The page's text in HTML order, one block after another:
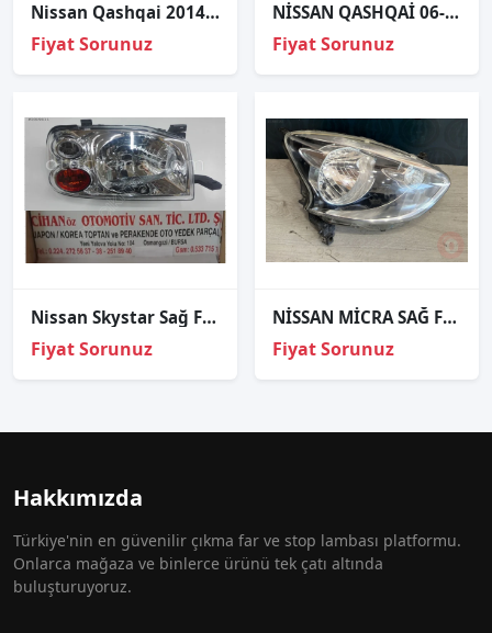
Nissan Qashqai 2014-2026 Sağ İç Stop Lambası 215-1326R
Fiyat Sorunuz
NİSSAN QASHQAİ 06-09 SOL STOP LAMBASI
Fiyat Sorunuz
Nissan Skystar Sağ Far 2003 Sonrası
Fiyat Sorunuz
NİSSAN MİCRA SAĞ FAR
Fiyat Sorunuz
Hakkımızda
Türkiye'nin en güvenilir çıkma far ve stop lambası platformu.
Onlarca mağaza ve binlerce ürünü tek çatı altında
buluşturuyoruz.